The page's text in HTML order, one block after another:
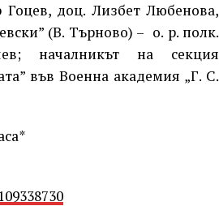
доц. Лизбет Любенова,
(В. Търново) – о. р. полк.
началникът на секция
във Военна академия „Г. С.